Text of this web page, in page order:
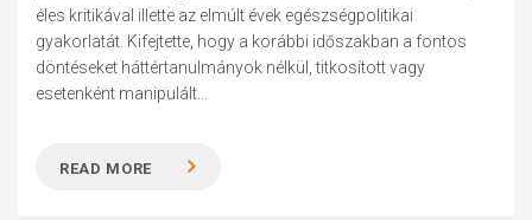
éles kritikával illette az elmúlt évek egészségpolitikai
gyakorlatát. Kifejtette, hogy a korábbi időszakban a fontos
döntéseket háttértanulmányok nélkül, titkosított vagy
esetenként manipulált...
READ MORE